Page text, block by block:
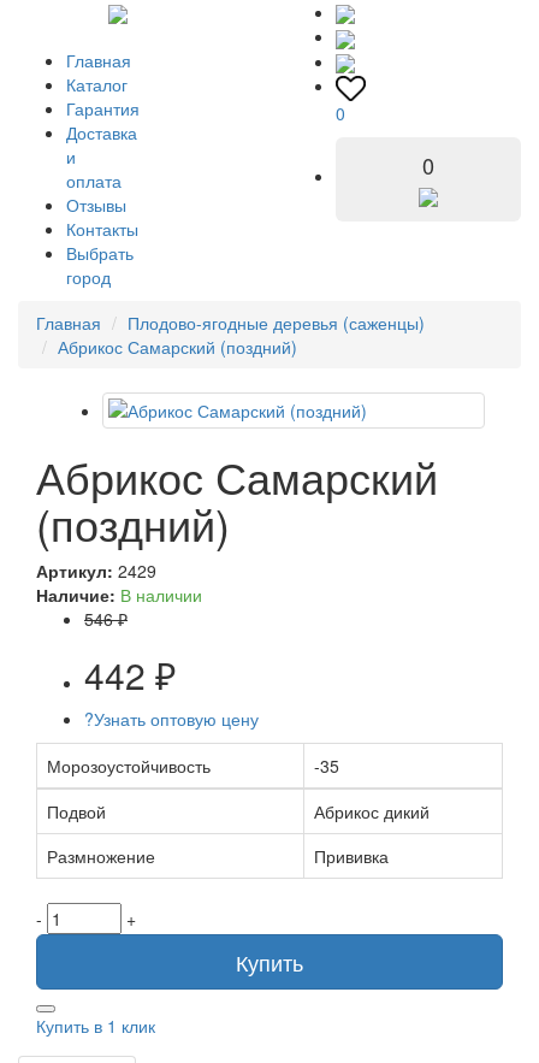
Главная
Каталог
Гарантия
Доставка
и
оплата
Отзывы
Контакты
Выбрать
город
0
0
Главная
Плодово-ягодные деревья (саженцы)
Абрикос Самарский (поздний)
Абрикос Самарский
(поздний)
Артикул: 2429
Наличие: В наличии
546 ₽
442 ₽
?Узнать оптовую цену
Морозоустойчивость
-35
Подвой
Абрикос дикий
Размножение
Прививка
- +
Купить
Купить в 1 клик